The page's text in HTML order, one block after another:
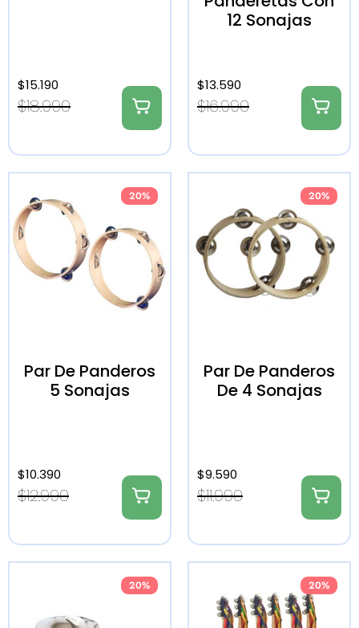
$18.990
$15.190
12 Sonajas
$16.990
$13.590
20%
Par De Panderos
5 Sonajas
$12.990
$10.390
20%
Par De Panderos
De 4 Sonajas
$11.990
$9.590
20% 20%